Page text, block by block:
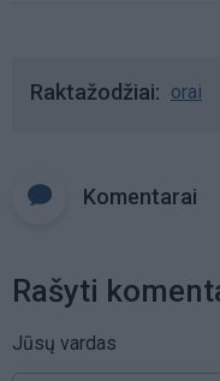
Raktažodžiai orai
Komentarai
Rašyti
Jūsų vardas